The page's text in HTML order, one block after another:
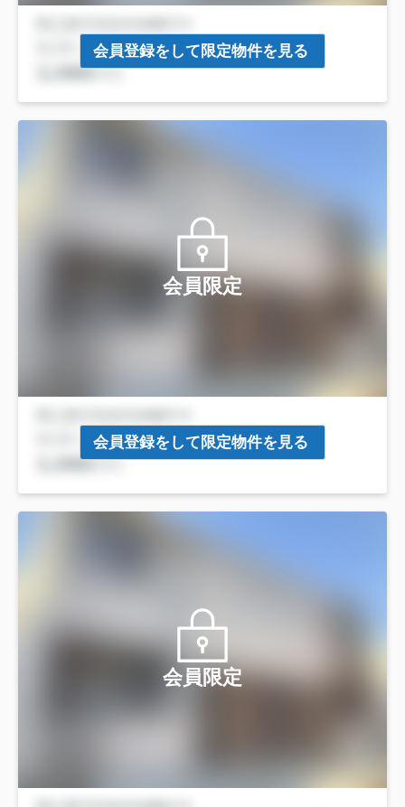
会員登録をして限定物件を見る
会員限定
会員登録をして限定物件を見る
会員限定